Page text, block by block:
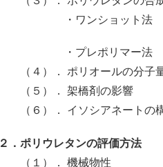
・ワンショット法
・プレポリマー法
（４）． ポリオールの分子
（５）． 架橋剤の影響
（６）． イソシアネートの
２．ポリウレタンの評価方法
（１）． 機械物性